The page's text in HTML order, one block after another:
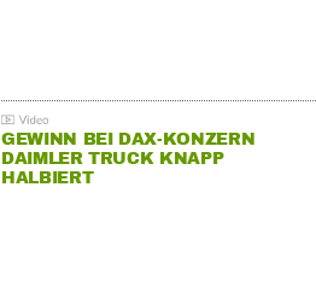
GEWINN BEI DAX-KONZERN
DAIMLER TRUCK KNAPP
HALBIERT